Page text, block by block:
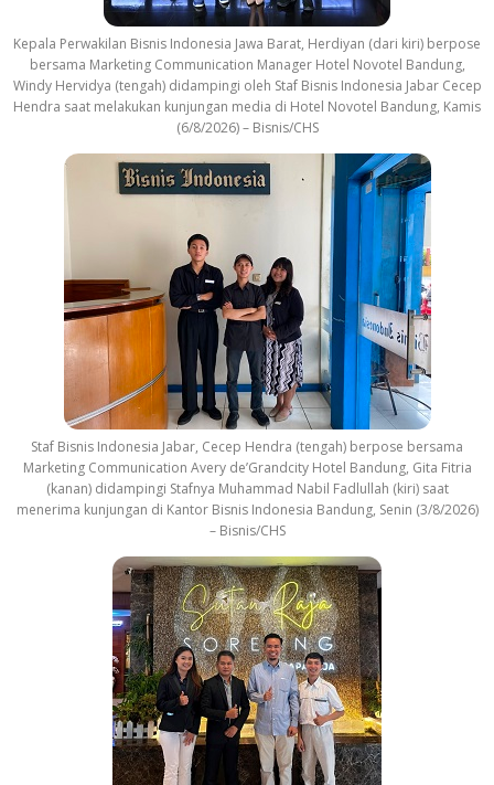
Kepala Perwakilan Bisnis Indonesia Jawa Barat, Herdiyan (dari kiri) berpose
bersama Marketing Communication Manager Hotel Novotel Bandung,
Windy Hervidya (tengah) didampingi oleh Staf Bisnis Indonesia Jabar Cecep
Hendra saat melakukan kunjungan media di Hotel Novotel Bandung, Kamis
(6/8/2026) – Bisnis/CHS
Staf Bisnis Indonesia Jabar, Cecep Hendra (tengah) berpose bersama
Marketing Communication Avery de’Grandcity Hotel Bandung, Gita Fitria
(kanan) didampingi Stafnya Muhammad Nabil Fadlullah (kiri) saat
menerima kunjungan di Kantor Bisnis Indonesia Bandung, Senin (3/8/2026)
– Bisnis/CHS